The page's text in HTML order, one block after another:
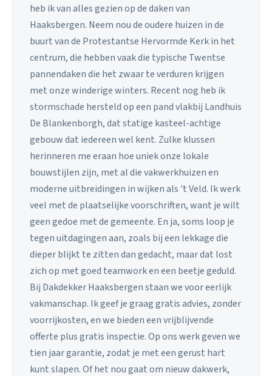
heb ik van alles gezien op de daken van
Haaksbergen. Neem nou de oudere huizen in de
buurt van de Protestantse Hervormde Kerk in het
centrum, die hebben vaak die typische Twentse
pannendaken die het zwaar te verduren krijgen
met onze winderige winters. Recent nog heb ik
stormschade hersteld op een pand vlakbij Landhuis
De Blankenborgh, dat statige kasteel-achtige
gebouw dat iedereen wel kent. Zulke klussen
herinneren me eraan hoe uniek onze lokale
bouwstijlen zijn, met al die vakwerkhuizen en
moderne uitbreidingen in wijken als 't Veld. Ik werk
veel met de plaatselijke voorschriften, want je wilt
geen gedoe met de gemeente. En ja, soms loop je
tegen uitdagingen aan, zoals bij een lekkage die
dieper blijkt te zitten dan gedacht, maar dat lost
zich op met goed teamwork en een beetje geduld.
Bij Dakdekker Haaksbergen staan we voor eerlijk
vakmanschap. Ik geef je graag gratis advies, zonder
voorrijkosten, en we bieden een vrijblijvende
offerte plus gratis inspectie. Op ons werk geven we
tien jaar garantie, zodat je met een gerust hart
kunt slapen. Of het nou gaat om nieuw dakwerk,